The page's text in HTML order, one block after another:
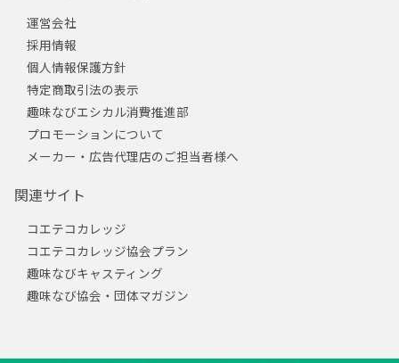
運営会社
採用情報
個人情報保護方針
特定商取引法の表示
趣味なびエシカル消費推進部
プロモーションについて
メーカー・広告代理店のご担当者様へ
関連サイト
コエテコカレッジ
コエテコカレッジ協会プラン
趣味なびキャスティング
趣味なび協会・団体マガジン